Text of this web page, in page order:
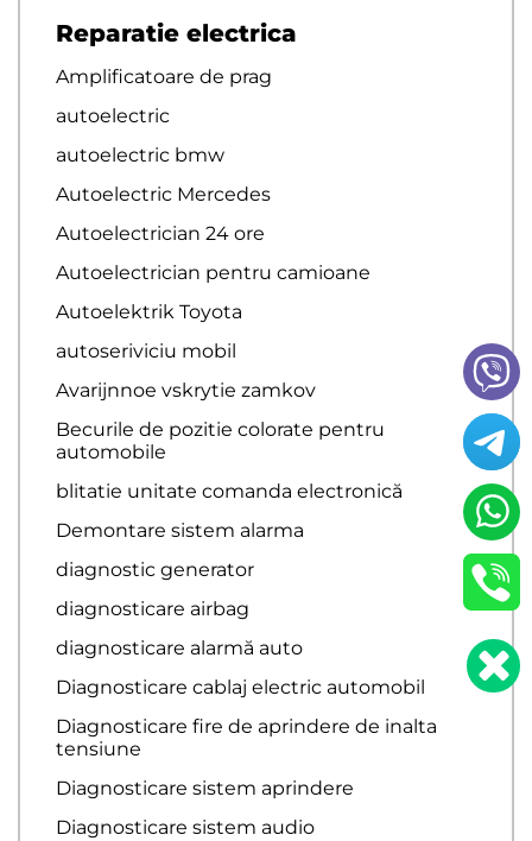
Reparatie electrica
Amplificatoare de prag
autoelectric
autoelectric bmw
Autoelectric Mercedes
Autoelectrician 24 ore
Autoelectrician pentru camioane
Autoelektrik Toyota
autoseriviciu mobil
Avarijnnoe vskrytie zamkov
Becurile de pozitie colorate pentru
automobile
blitatie unitate comanda electronică
Demontare sistem alarma
diagnostic generator
diagnosticare airbag
diagnosticare alarmă auto
Diagnosticare cablaj electric automobil
Diagnosticare fire de aprindere de inalta
tensiune
Diagnosticare sistem aprindere
Diagnosticare sistem audio